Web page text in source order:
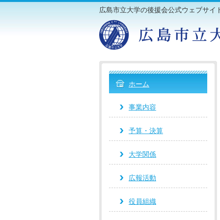
広島市立大学の後援会公式ウェブサイ
ホーム
事業内容
予算・決算
大学関係
広報活動
役員組織